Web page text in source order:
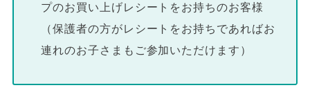
プのお買い上げレシートをお持ちのお客様
（保護者の方がレシートをお持ちであればお
連れのお子さまもご参加いただけます）